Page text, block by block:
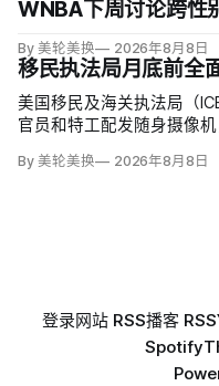
WNBA下周讨论跨性
By 美轮美换 2026年8月8日
移民执法局月底前全
美国移民及海关执法局（
官员和特工配发随身摄像
代理局长戴维·文图雷拉（
By 美轮美换 2026年8月8日
登录网站 RSS播客 RSS
Spotify